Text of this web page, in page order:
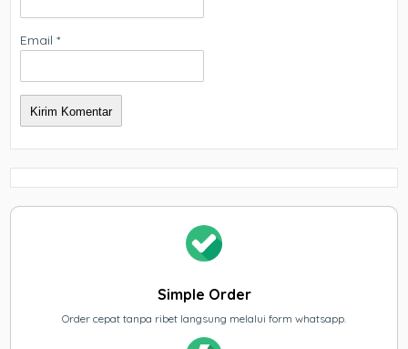
Email*
Simple Order
Order cepat tanpa ribet langsung melalui form whatsapp.